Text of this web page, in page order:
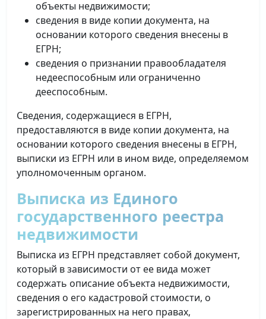
объекты недвижимости;
сведения в виде копии документа, на
основании которого сведения внесены в
ЕГРН;
сведения о признании правообладателя
недееспособным или ограниченно
дееспособным.
Сведения, содержащиеся в ЕГРН,
предоставляются в виде копии документа, на
основании которого сведения внесены в ЕГРН,
выписки из ЕГРН или в ином виде, определяемом
уполномоченным органом.
Выписка из Единого
государственного реестра
недвижимости
Выписка из ЕГРН представляет собой документ,
который в зависимости от ее вида может
содержать описание объекта недвижимости,
сведения о его кадастровой стоимости, о
зарегистрированных на него правах,